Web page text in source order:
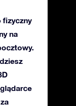
fizyczny
na